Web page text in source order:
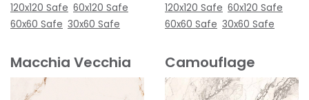
120x120 Safe 60x120 Safe
60x60 Safe 30x60 Safe
120x120 Safe 60x120 Safe
60x60 Safe 30x60 Safe
Macchia Vecchia Camouflage